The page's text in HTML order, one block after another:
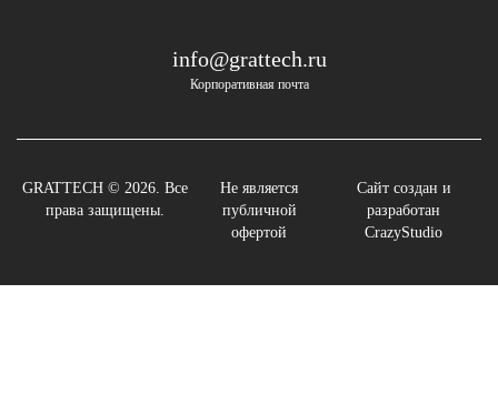
info@grattech.ru
Корпоративная почта
GRATTECH © 2026. Все
права защищены.
Не является
публичной
офертой
Сайт создан и
разработан
CrazyStudio